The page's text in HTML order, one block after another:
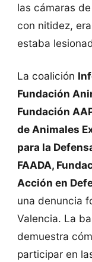
las cámaras
con nitidez,
estaba
La coalición
Fundación
Fundación
de Animales
para la
FAADA,
Acción en
una denuncia
Valencia. La
demuestra
participar en